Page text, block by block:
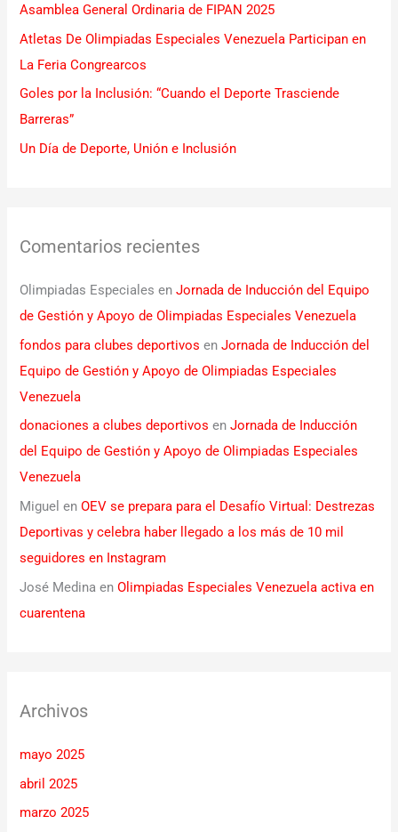
r
:
Asamblea General Ordinaria de FIPAN 2025
Atletas De Olimpiadas Especiales Venezuela Participan en
La Feria Congrearcos
Goles por la Inclusión: “Cuando el Deporte Trasciende
Barreras”
Un Día de Deporte, Unión e Inclusión
Comentarios recientes
Olimpiadas Especiales enJornada de Inducción del Equipo
de Gestión y Apoyo de Olimpiadas Especiales Venezuela
fondos para clubes deportivos enJornada de Inducción del
Equipo de Gestión y Apoyo de Olimpiadas Especiales
Venezuela
donaciones a clubes deportivos enJornada de Inducción
del Equipo de Gestión y Apoyo de Olimpiadas Especiales
Venezuela
Miguel enOEV se prepara para el Desafío Virtual: Destrezas
Deportivas y celebra haber llegado a los más de 10 mil
seguidores en Instagram
José Medina enOlimpiadas Especiales Venezuela activa en
cuarentena
Archivos
mayo 2025
abril 2025
marzo 2025